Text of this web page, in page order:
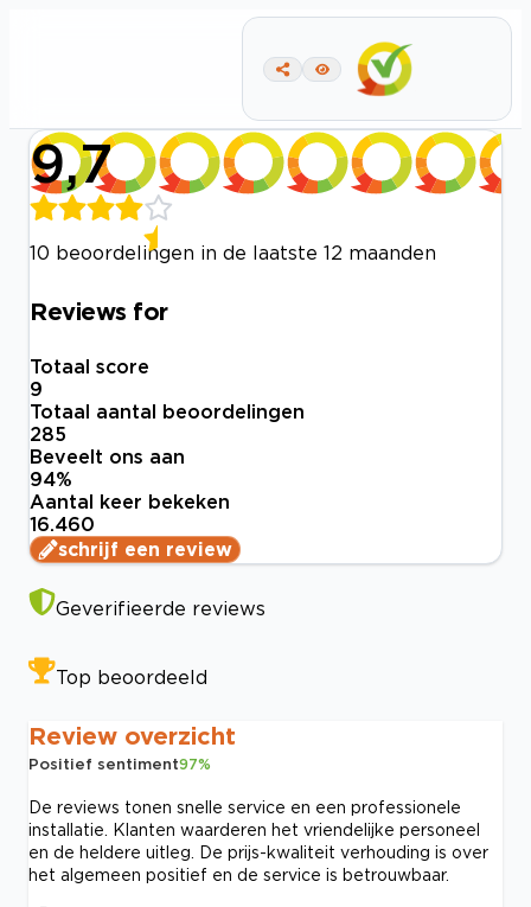
9,7
10 beoordelingen in de laatste 12 maanden
Reviews for
Totaal score
9
Totaal aantal beoordelingen
285
Beveelt ons aan
94%
Aantal keer bekeken
16.460
schrijf een review
Geverifieerde reviews
Top beoordeeld
Review overzicht
Positief sentiment97%
De reviews tonen snelle service en een professionele
installatie. Klanten waarderen het vriendelijke personeel
en de heldere uitleg. De prijs-kwaliteit verhouding is over
het algemeen positief en de service is betrouwbaar.